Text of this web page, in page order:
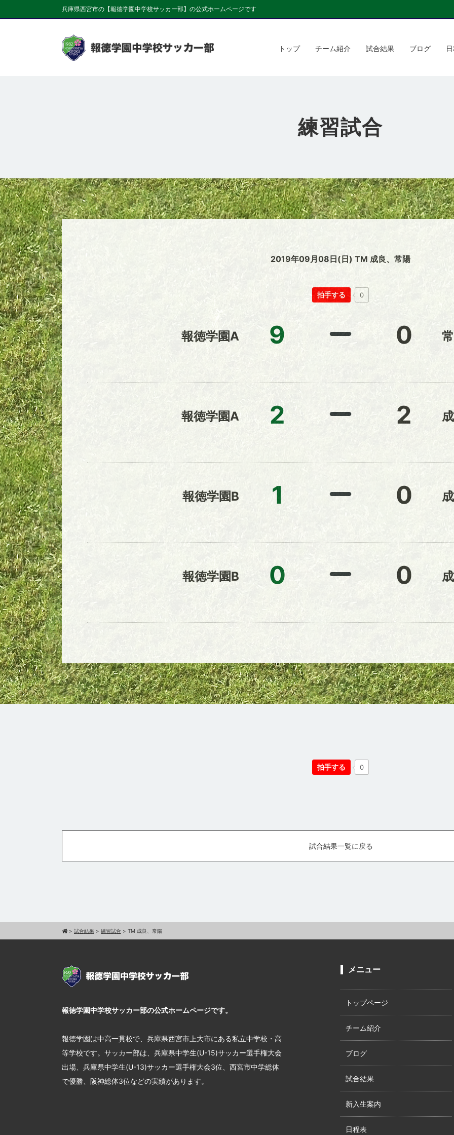
兵庫県西宮市の【報徳学園中学校サッカー部】の公式ホームページです
トップ チーム紹介 試合結果 ブログ
練習試合
2019年09月08日(日) TM 成良、常陽
拍手する 0
報徳学園A 9 0
報徳学園A 2 2
報徳学園B 1 0
報徳学園B 0 0
拍手する 0
試合結果一覧に戻る
> 試合結果 > 練習試合 > TM 成良、常陽
報徳学園中学校サッカー部の公式ホームページです。
報徳学園は中高一貫校で、兵庫県西宮市上大市にある私立中学校・高
等学校です。サッカー部は、兵庫県中学生(U-15)サッカー選手権大会
出場、兵庫県中学生(U-13)サッカー選手権大会3位、西宮市中学総体
で優勝、阪神総体3位などの実績があります。
メニュー
トップページ
チーム紹介
ブログ
試合結果
新入生案内
日程表